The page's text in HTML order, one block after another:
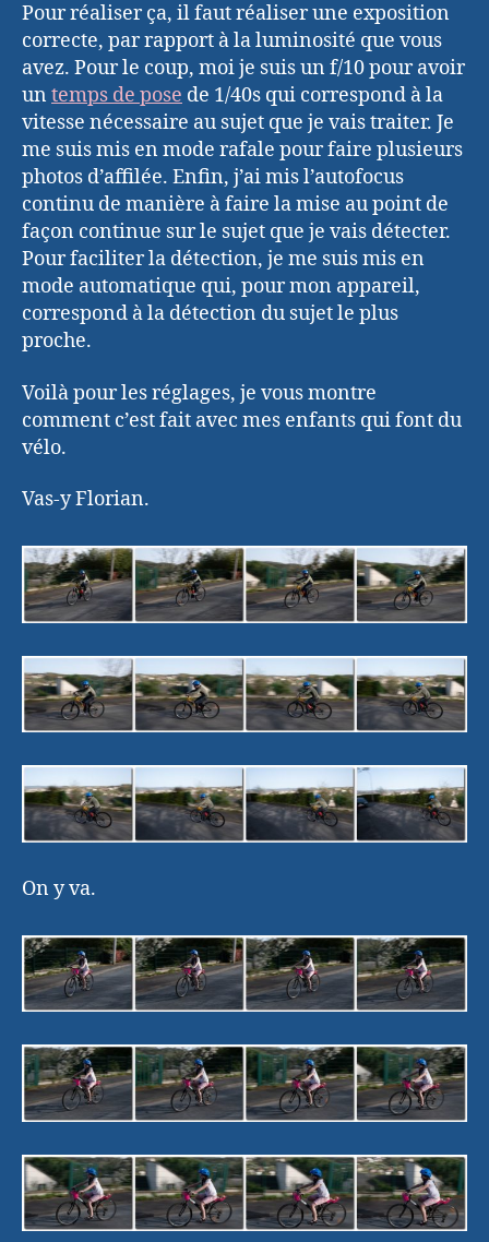
Pour réaliser ça, il faut réaliser une exposition
correcte, par rapport à la luminosité que vous
avez. Pour le coup, moi je suis un f/10 pour avoir
un temps de pose de 1/40s qui correspond à la
vitesse nécessaire au sujet que je vais traiter. Je
me suis mis en mode rafale pour faire plusieurs
photos d’affilée. Enfin, j’ai mis l’autofocus
continu de manière à faire la mise au point de
façon continue sur le sujet que je vais détecter.
Pour faciliter la détection, je me suis mis en
mode automatique qui, pour mon appareil,
correspond à la détection du sujet le plus
proche.
Voilà pour les réglages, je vous montre
comment c’est fait avec mes enfants qui font du
vélo.
Vas-y Florian.
On y va.